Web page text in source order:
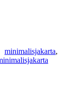
minimalisjakarta,